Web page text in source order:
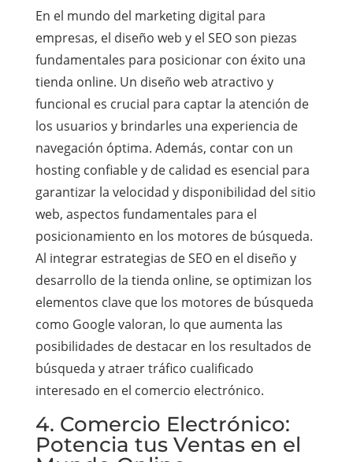
En el mundo del marketing digital para
empresas, el diseño web y el SEO son piezas
fundamentales para posicionar con éxito una
tienda online. Un diseño web atractivo y
funcional es crucial para captar la atención de
los usuarios y brindarles una experiencia de
navegación óptima. Además, contar con un
hosting confiable y de calidad es esencial para
garantizar la velocidad y disponibilidad del sitio
web, aspectos fundamentales para el
posicionamiento en los motores de búsqueda.
Al integrar estrategias de SEO en el diseño y
desarrollo de la tienda online, se optimizan los
elementos clave que los motores de búsqueda
como Google valoran, lo que aumenta las
posibilidades de destacar en los resultados de
búsqueda y atraer tráfico cualificado
interesado en el comercio electrónico.
4. Comercio Electrónico:
Potencia tus Ventas en el